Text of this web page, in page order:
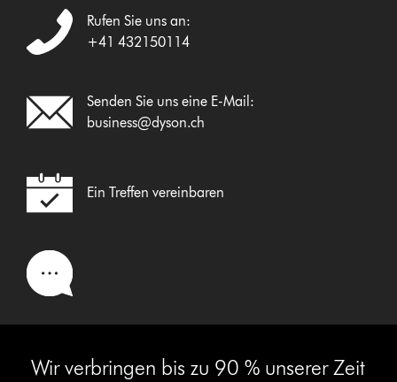
Rufen Sie uns an:
+41 432150114
Senden Sie uns eine E-Mail:
business@dyson.ch
Ein Treffen vereinbaren
Wir verbringen bis zu 90 % unserer Zeit